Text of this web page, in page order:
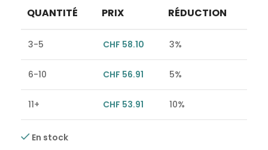
QUANTITÉ PRIX RÉDUCTION
3-5 CHF 58.10 3%
6-10 CHF 56.91 5%
11+ CHF 53.91 10%
En stock